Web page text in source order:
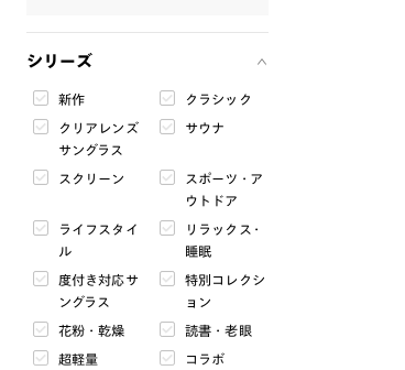
サイズ・重さは必ず半角数字で入
力してください。
レンズ幅
mm
ブリッジ幅
テンプル
mm
天地幅
シリーズ
新作 クラシック
クリアレンズ
サングラス
サウナ
スクリーン
スポーツ・ア
ウトドア
ライフスタイ
ル
リラックス・
睡眠
度付き対応サ
ングラス
特別コレクシ
ョン
花粉・乾燥 読書・老眼
超軽量 コラボ